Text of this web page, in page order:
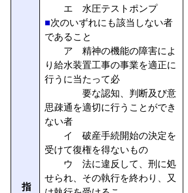
指
エ 水圧テストポンプ
■次のいずれにも該当しない者
であること
ア 精神の機能の障害によ
り給水装置工事の事業を適正に
行うに当たって必
要な認知、判断及び意
思疎通を適切に行うことができ
ない者
イ 破産手続開始の決定を
受けて復権を得ないもの
ウ 法に違反して、刑に処
せられ、その執行を終わり、又